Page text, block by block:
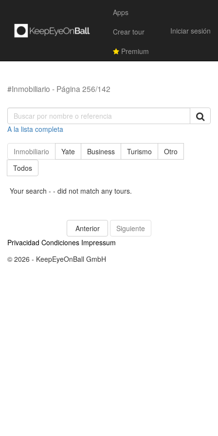
Apps
Crear tour
Premium
Iniciar sesión
#Inmobiliario - Página 256/142
A la lista completa
Inmobiliario Yate Business Turismo
Otro
Todos
Your search - - did not match any tours.
Anterior
Siguiente
Privacidad Condiciones Impressum
© 2026 - KeepEyeOnBall GmbH